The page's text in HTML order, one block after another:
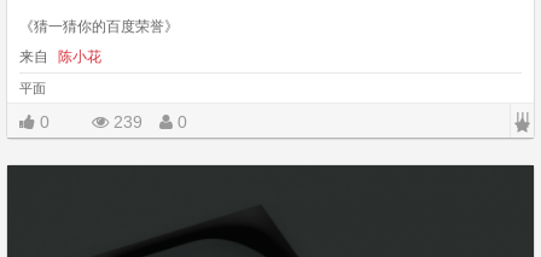
《猜一猜你的百度荣誉》
来自
陈小花
平面
0 239 0 |||